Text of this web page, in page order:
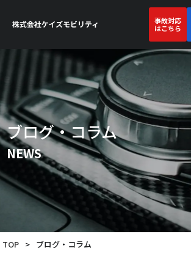
事故対応
はこちら
ブログ・コラム
NEWS
TOP > ブログ・コラム